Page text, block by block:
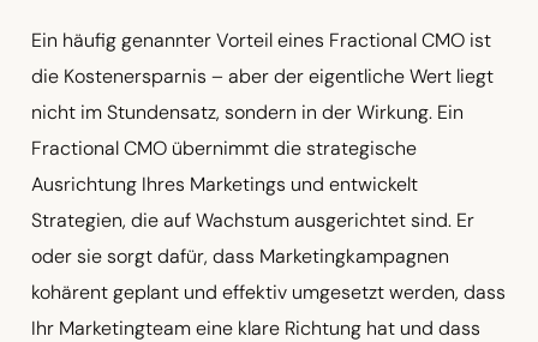
Ein häufig genannter Vorteil eines Fractional CMO ist
die Kostenersparnis – aber der eigentliche Wert liegt
nicht im Stundensatz, sondern in der Wirkung. Ein
Fractional CMO übernimmt die strategische
Ausrichtung Ihres Marketings und entwickelt
Strategien, die auf Wachstum ausgerichtet sind. Er
oder sie sorgt dafür, dass Marketingkampagnen
kohärent geplant und effektiv umgesetzt werden, dass
Ihr Marketingteam eine klare Richtung hat und dass